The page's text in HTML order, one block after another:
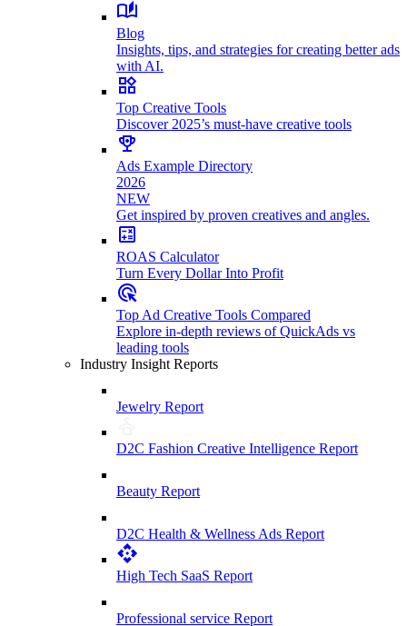
Blog
Insights, tips, and strategies for creating better ads
with AI.
Top Creative Tools
Discover 2025’s must-have creative tools
Ads Example Directory
2026
NEW
Get inspired by proven creatives and angles.
ROAS Calculator
Turn Every Dollar Into Profit
Top Ad Creative Tools Compared
Explore in-depth reviews of QuickAds vs
leading tools
Industry Insight Reports
Jewelry Report
D2C Fashion Creative Intelligence Report
Beauty Report
D2C Health & Wellness Ads Report
High Tech SaaS Report
Professional service Report